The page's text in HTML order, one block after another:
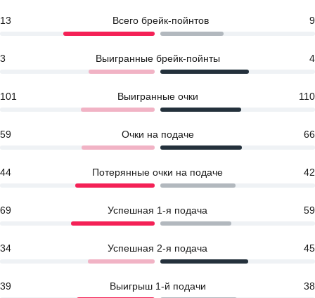
13 Всего брейк-пойнтов 9
3 Выигранные брейк-пойнты 4
101 Выигранные очки 110
59 Очки на подаче 66
44 Потерянные очки на подаче 42
69 Успешная 1-я подача 59
34 Успешная 2-я подача 45
39 Выигрыш 1-й подачи 38